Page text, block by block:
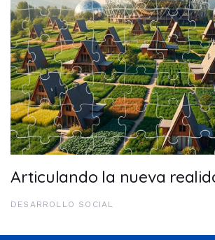
Articulando la nueva
DESARROLLO SOCIAL